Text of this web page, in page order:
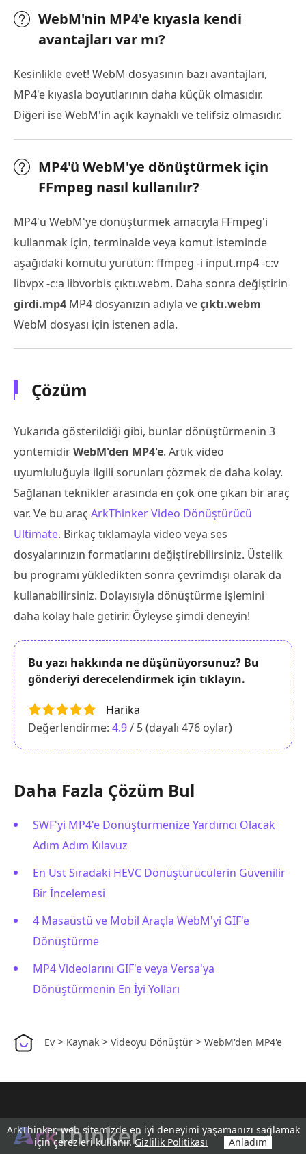
WebM'nin MP4'e kıyasla kendi
avantajları var mı?
Kesinlikle evet! WebM dosyasının bazı avantajları,
MP4'e kıyasla boyutlarının daha küçük olmasıdır.
Diğeri ise WebM'in açık kaynaklı ve telifsiz olmasıdır.
MP4'ü WebM'ye dönüştürmek için
FFmpeg nasıl kullanılır?
MP4'ü WebM'ye dönüştürmek amacıyla FFmpeg'i
kullanmak için, terminalde veya komut isteminde
aşağıdaki komutu yürütün: ffmpeg -i input.mp4 -c:v
libvpx -c:a libvorbis çıktı.webm. Daha sonra değiştirin
girdi.mp4 MP4 dosyanızın adıyla veçıktı.webm
WebM dosyası için istenen adla.
Çözüm
Yukarıda gösterildiği gibi, bunlar dönüştürmenin 3
yöntemidirWebM'den MP4'e. Artık video
uyumluluğuyla ilgili sorunları çözmek de daha kolay.
Sağlanan teknikler arasında en çok öne çıkan bir araç
var. Ve bu araç ArkThinker Video Dönüştürücü
Ultimate. Birkaç tıklamayla video veya ses
dosyalarınızın formatlarını değiştirebilirsiniz. Üstelik
bu programı yükledikten sonra çevrimdışı olarak da
kullanabilirsiniz. Dolayısıyla dönüştürme işlemini
daha kolay hale getirir. Öyleyse şimdi deneyin!
Bu yazı hakkında ne düşünüyorsunuz? Bu
gönderiyi derecelendirmek için tıklayın.
Harika
Değerlendirme: 4.9/ 5 (dayalı 476 oylar)
Daha Fazla Çözüm Bul
SWF'yi MP4'e Dönüştürmenize Yardımcı Olacak
Adım Adım Kılavuz
En Üst Sıradaki HEVC Dönüştürücülerin Güvenilir
Bir İncelemesi
4 Masaüstü ve Mobil Araçla WebM'yi GIF'e
Dönüştürme
MP4 Videolarını GIF'e veya Versa'ya
Dönüştürmenin En İyi Yolları
Ev > Kaynak > Videoyu Dönüştür > WebM'den MP4'e
ArkThinker, web sitemizde en iyi deneyimi yaşamanızı sağlamak
için çerezleri kullanır.Gizlilik Politikası Anladım